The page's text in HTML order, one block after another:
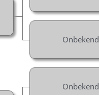
Onbekend
Onbekend